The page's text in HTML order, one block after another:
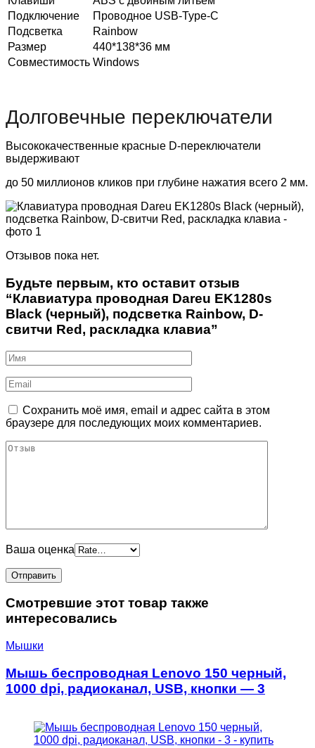
Подключение
Проводное USB-Type-C
Подсветка
Rainbow
Размер
440*138*36 мм
Совместимость Windows
Долговечные переключатели
Высококачественные красные D-переключатели
выдерживают
до 50 миллионов кликов при глубине нажатия всего 2 мм.
Отзывов пока нет.
Будьте первым, кто оставит отзыв
“Клавиатура проводная Dareu EK1280s
Black (черный), подсветка Rainbow, D-
свитчи Red, раскладка клавиа”
Сохранить моё имя, email и адрес сайта в этом
браузере для последующих моих комментариев.
Ваша оценка
Смотревшие этот товар также
интересовались
Мышки
Мышь беспроводная Lenovo 150 черный,
1000 dpi, радиоканал, USB, кнопки — 3